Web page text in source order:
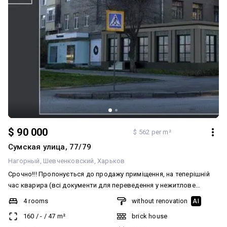
$ 90 000 $ 562 per m²
Сумская улица, 77/79
Нагорный Шевченковский Харьков
Срочно!!! Пропонується до продажу приміщення, на теперішній
час кварира (всі документи для переведення у нежитлове
отримані) для будь - якої діяльності, проведено частковий
ремонт, підключено електрику - 20 квт. Адреса - вул. Сумська,
77/79 (навпроти парку Горького). !!! Також, є можливість
4 rooms
160 /- / 47 m²
without renovation AI
brick house